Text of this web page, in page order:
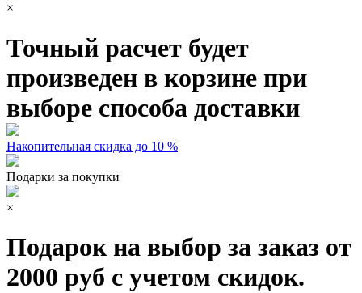
×
Точный расчет будет
произведен в корзине при
выборе способа доставки
Накопительная скидка до 10 %
Подарки за покупки
×
Подарок на выбор за заказ от
2000 руб с учетом скидок.